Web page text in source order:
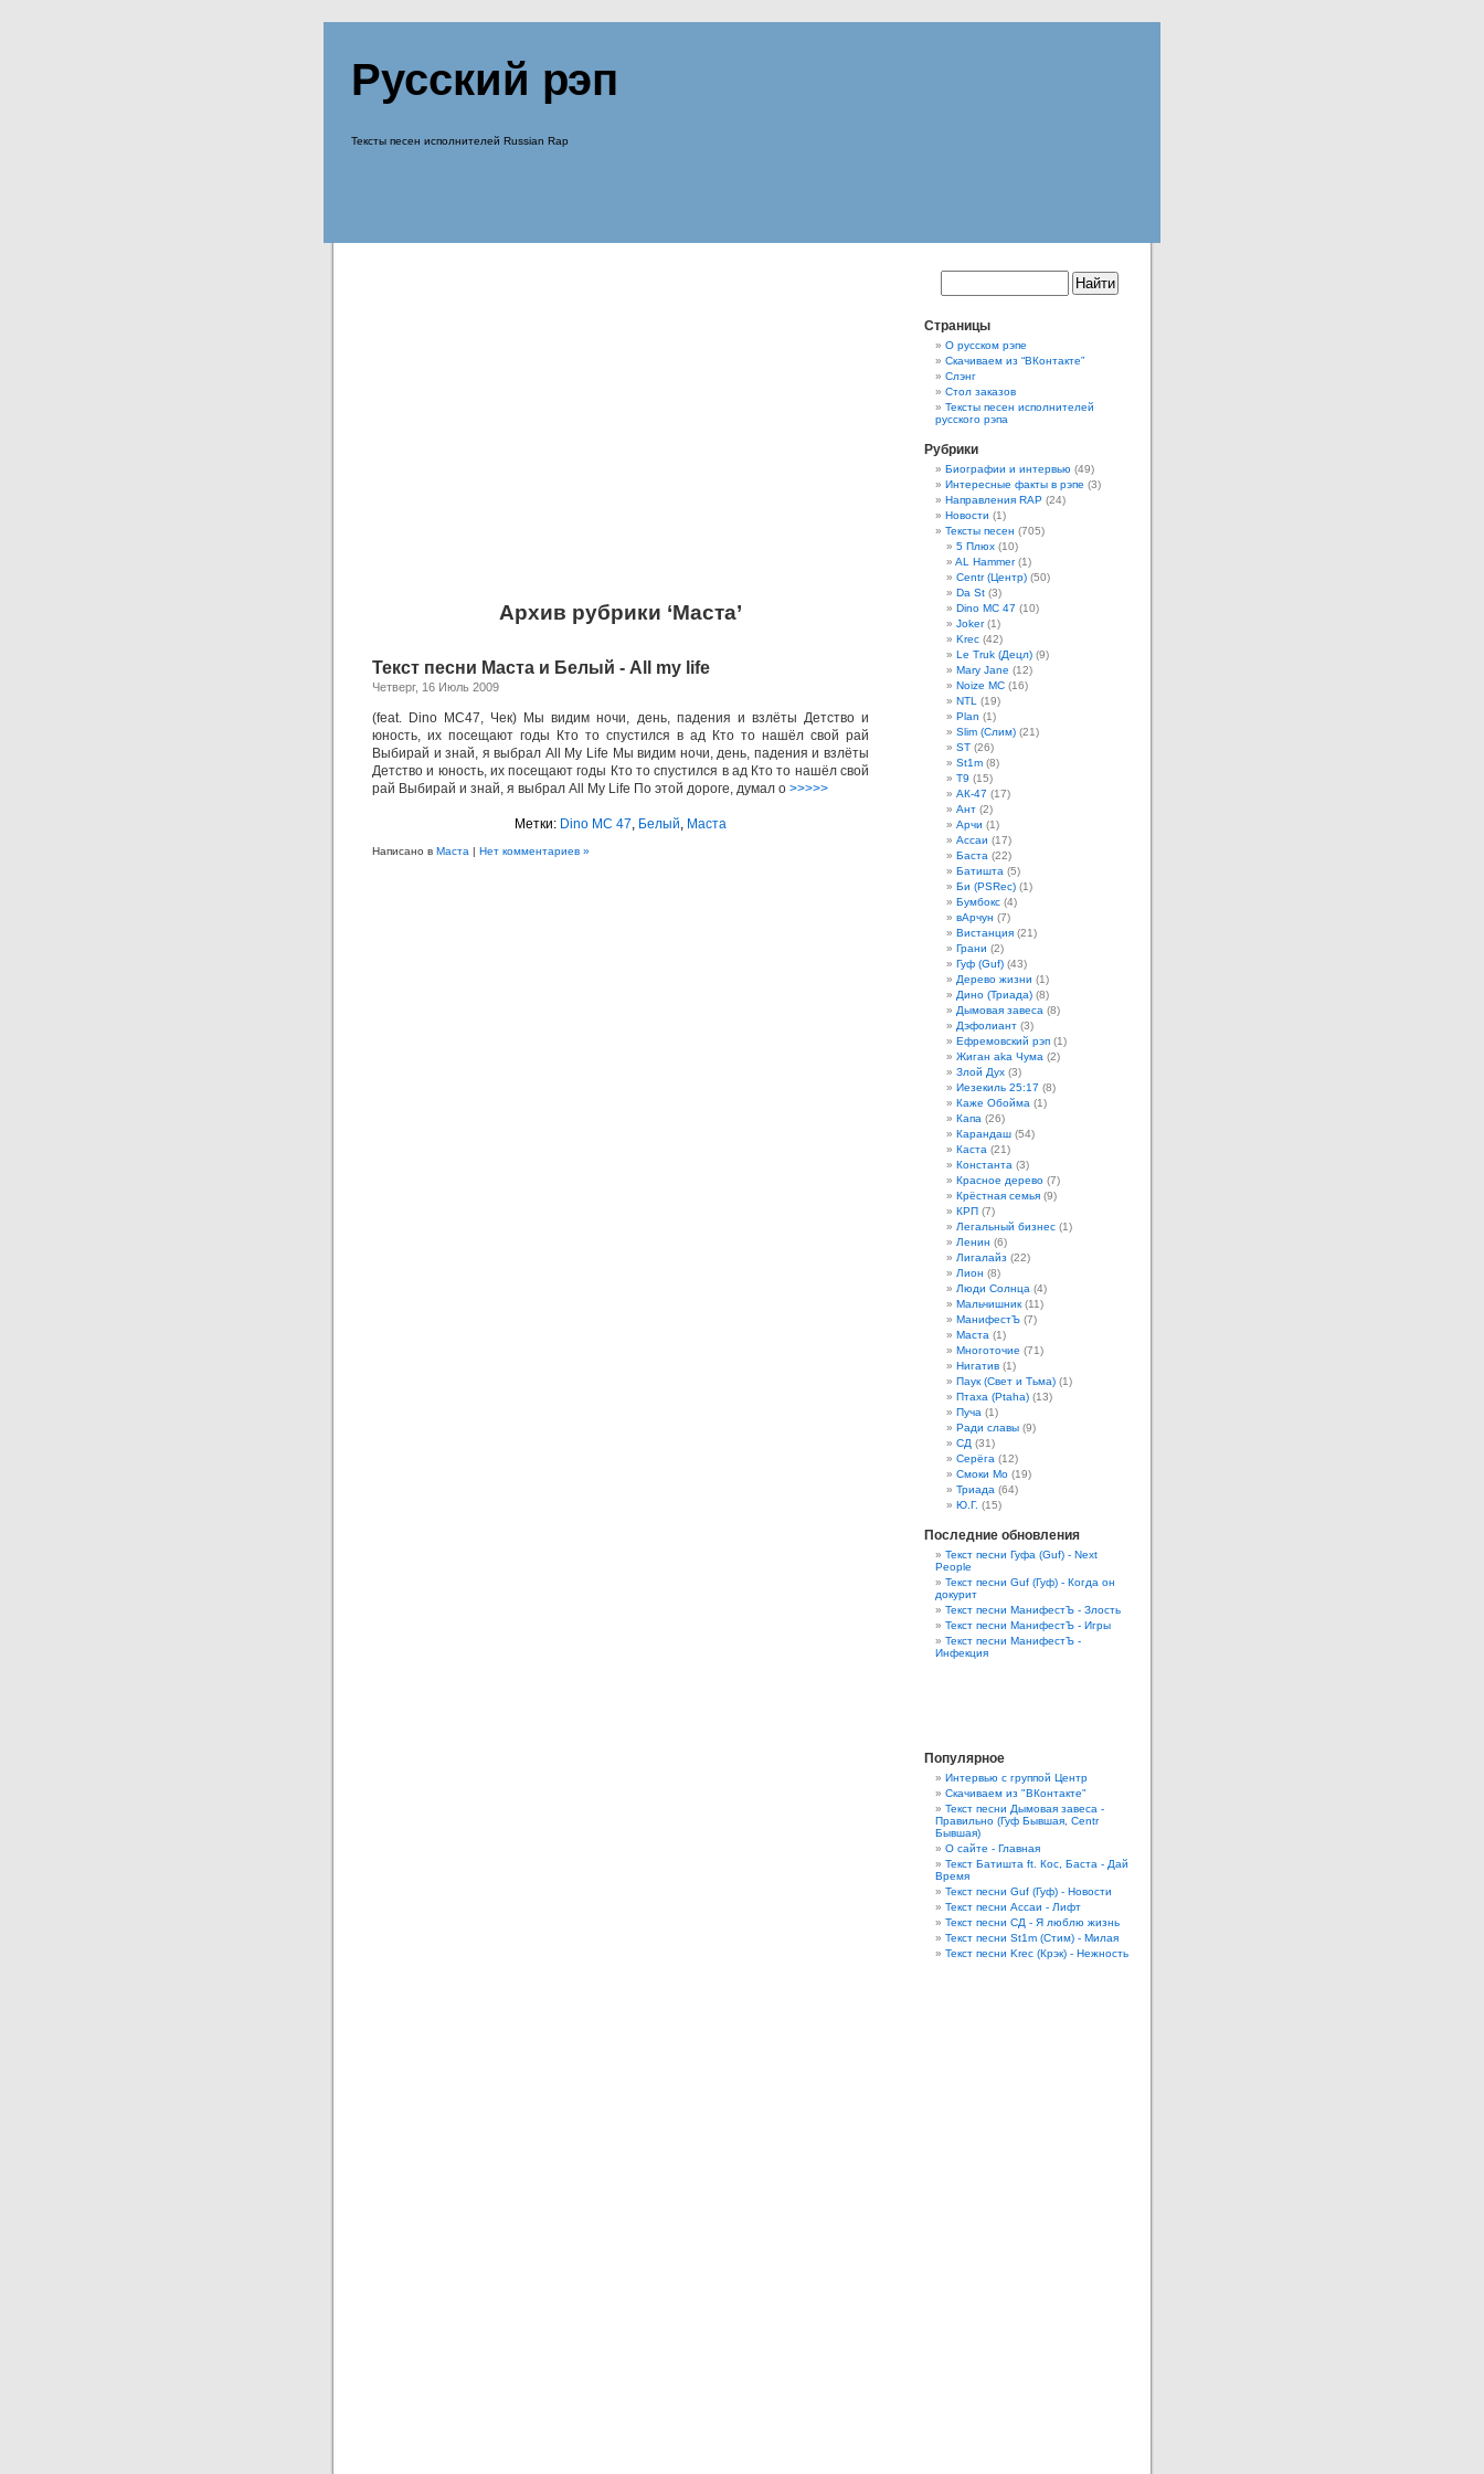
Русский рэп
Тексты песен исполнителей Russian Rap
Архив рубрики ‘Маста’
Текст песни Маста и Белый - All my life
Четверг, 16 Июль 2009
(feat. Dino MC47, Чек) Мы видим ночи, день, падения и взлёты Детство и
юность, их посещают годы Кто то спустился в ад Кто то нашёл свой рай
Выбирай и знай, я выбрал All My Life Мы видим ночи, день, падения и взлёты
Детство и юность, их посещают годы Кто то спустился в ад Кто то нашёл свой
рай Выбирай и знай, я выбрал All My Life По этой дороге, думал о >>>>>
Метки: Dino MC 47, Белый, Маста
Написано в Маста | Нет комментариев »
Страницы
О русском рэпе
Скачиваем из “ВКонтакте”
Слэнг
Стол заказов
Тексты песен исполнителей
русского рэпа
Рубрики
Биографии и интервью (49)
Интересные факты в рэпе (3)
Направления RAP (24)
Новости (1)
Тексты песен (705)
5 Плюх (10)
AL Hammer(1)
Centr (Центр) (50)
Da St (3)
Dino MC 47 (10)
Joker(1)
Krec (42)
Le Truk (Децл) (9)
Mary Jane (12)
Noize MC (16)
NTL
(19)
Plan (1)
Slim (Слим) (21)
ST (26)
St1m (8)
T9 (15)
АК-47 (17)
Ант (2)
Арчи (1)
Ассаи (17)
Баста (22)
Батишта (5)
Би (PSRec) (1)
Бумбокс (4)
вАрчун (7)
Вистанция (21)
Грани (2)
Гуф (Guf) (43)
Дерево жизни (1)
Дино (Триада) (8)
Дымовая завеса (8)
Дэфолиант (3)
Ефремовский рэп (1)
Жиган aka Чума (2)
Злой Дух (3)
Иезекиль 25:17 (8)
Каже Обойма (1)
Капа (26)
Карандаш (54)
Каста (21)
Константа (3)
Красное дерево (7)
Крёстная семья (9)
КРП (7)
Легальный бизнес (1)
Ленин (6)
Лигалайз (22)
Лион (8)
Люди Солнца (4)
Мальчишник (11)
МанифестЪ (7)
Маста (1)
Многоточие (71)
Нигатив (1)
Паук (Свет и Тьма) (1)
Птаха (Ptaha) (13)
Пуча (1)
Ради славы (9)
СД (31)
Серёга (12)
Смоки Мо (19)
Триада (64)
Ю.Г. (15)
Последние обновления
Текст песни Гуфа (Guf) - Next
People
Текст песни Guf (Гуф) - Когда он
докурит
Текст песни МанифестЪ - Злость
Текст песни МанифестЪ - Игры
Текст песни МанифестЪ -
Инфекция
Популярное
Интервью с группой Центр
Скачиваем из "ВКонтакте"
Текст песни Дымовая завеса -
Правильно (Гуф Бывшая, Centr
Бывшая)
О сайте - Главная
Текст Батишта ft. Кос, Баста - Дай
Время
Текст песни Guf (Гуф) - Новости
Текст песни Ассаи - Лифт
Текст песни СД - Я люблю жизнь
Текст песни St1m (Стим) - Милая
Текст песни Krec (Крэк) - Нежность